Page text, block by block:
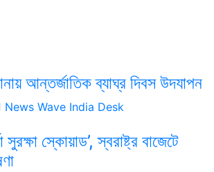
আন্তর্জাতিক ব্যাঘ্র দিবস উদযাপন
News Wave India Desk
সুরক্ষা স্কোয়াড’, স্বরাষ্ট্র বাজেটে